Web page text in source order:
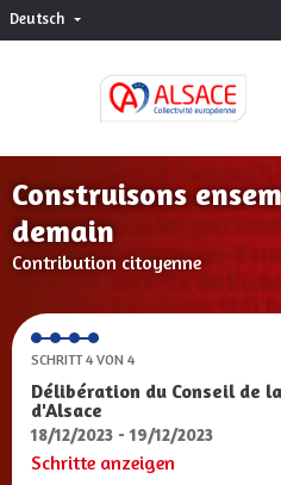
Deutsch Choisir la langue
Construisons
demain
Contribution citoyenne
SCHRITT 4 VON 4
Délibération du Conseil de
d'Alsace
18/12/2023 - 19/12/2023
Schritte anzeigen